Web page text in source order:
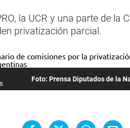
la UCR y una parte de la
privatización parcial.
Foto: Prensa Diputados de la